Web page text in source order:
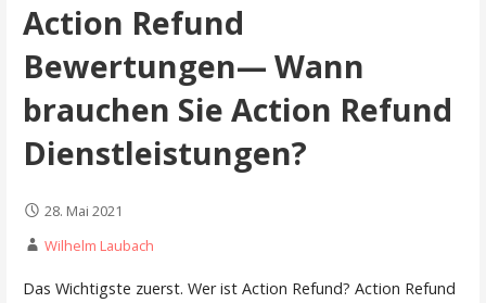
Action Refund
Bewertungen— Wann
brauchen Sie Action Refund
Dienstleistungen?
28. Mai 2021
Wilhelm Laubach
Das Wichtigste zuerst. Wer ist Action Refund? Action Refund